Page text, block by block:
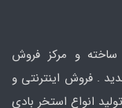
و مرکز فروش
. فروش اینترنتی و
انواع استخر بادی